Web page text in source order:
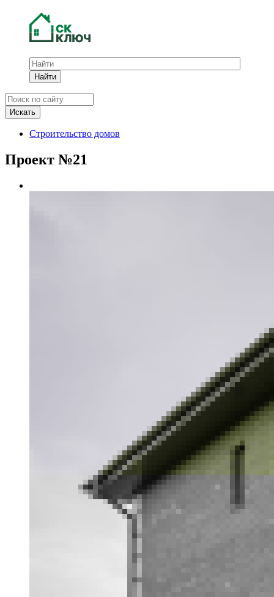
Найти
Строительство домов
Проект №21